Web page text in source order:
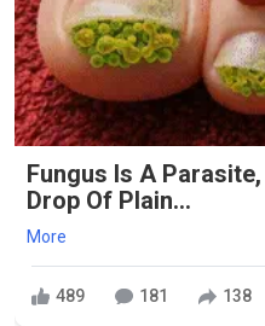
Fungus Is A
Drop Of Plain...
More
489 181 138